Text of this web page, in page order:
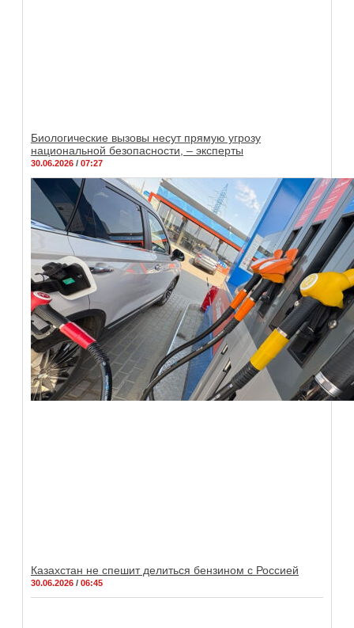
Биологические вызовы несут прямую угрозу
национальной безопасности, – эксперты
30.06.2026 07:27
Казахстан не спешит делиться бензином с Россией
30.06.2026 06:45